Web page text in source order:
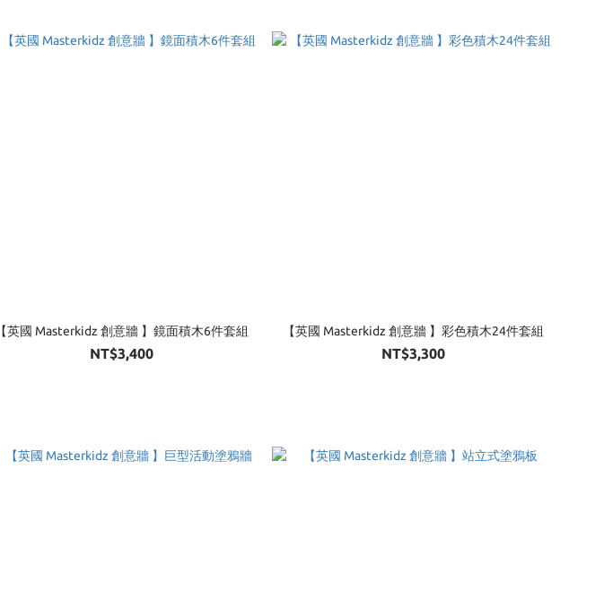
【英國 Masterkidz 創意牆 】鏡面積木6件套組
NT$3,400
【英國 Masterkidz 創意牆 】彩色積木24件套組
NT$3,300